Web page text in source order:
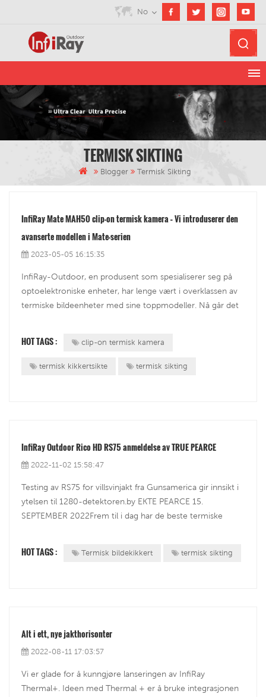
No
TERMISK SIKTING
Blogger Termisk Sikting
InfiRay Mate MAH50 clip-on termisk kamera – Vi introduserer den
avanserte modellen i Mate-serien
2023-05-05 16:15:35
InfiRay-Outdoor, en produsent som spesialiserer seg på
optoelektroniske enheter, har lenge vært i overklassen av
termiske bildeenheter med sine toppmodeller. Nå går det
flaggskipmodellen MAH50 fra M...
HOT TAGS : clip-on termisk kamera
termisk kikkertsikte termisk sikting
InfiRay Outdoor Rico HD RS75 anmeldelse av TRUE PEARCE
2022-11-02 15:58:47
Testing av RS75 for villsvinjakt fra Gunsamerica gir innsikt i
ytelsen til 1280-detektoren.by EKTE PEARCE 15.
SEPTEMBER 2022Frem til i dag har de beste termiske
Outdoors endrer det med den fø...
HOT TAGS : Termisk bildekikkert termisk sikting
Alt i ett, nye jakthorisonter
2022-08-11 17:03:57
Vi er glade for å kunngjøre lanseringen av InfiRay
Thermal+. Ideen med Thermal + er å bruke integrasjonen